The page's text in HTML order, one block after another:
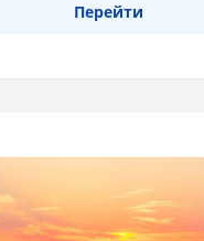
Перейти